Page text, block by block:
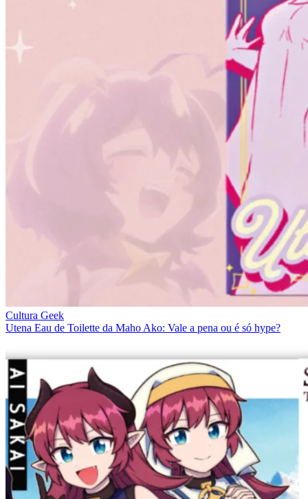
Cultura Geek
Utena Eau de Toilette da Maho Ako: Vale a pena ou é só hype?